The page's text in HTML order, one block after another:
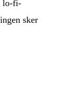
lo-fi-
sker